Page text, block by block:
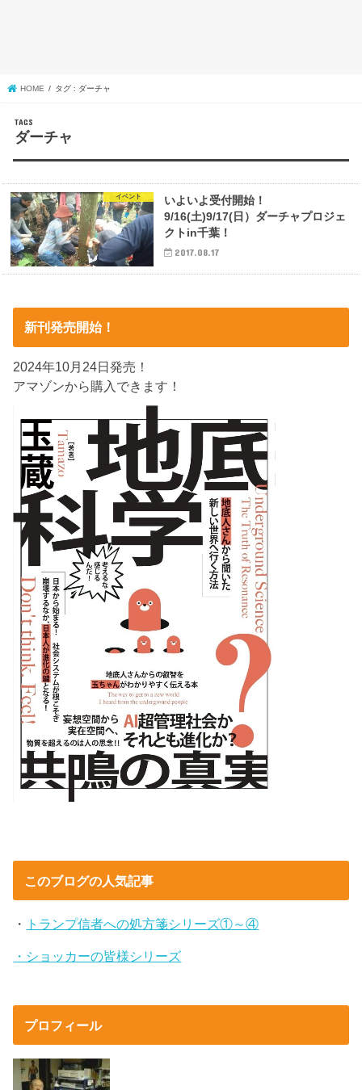
HOME タグ : ダーチャ
ダーチャ
イベント
いよいよ受付開始！
9/16(土)9/17(日）ダーチャプロジェ
クトin千葉！
2017.08.17
新刊発売開始！
2024年10月24日発売！
アマゾンから購入できます！
このブログの人気記事
・ トランプ信者への処方箋シリーズ①～④
・ショッカーの皆様シリーズ
プロフィール